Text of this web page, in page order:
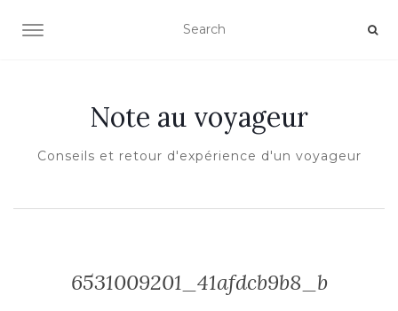
OUVRIR/FERMER LA NAVIGATION
Note au voyageur
Conseils et retour d'expérience d'un voyageur
6531009201_41afdcb9b8_b